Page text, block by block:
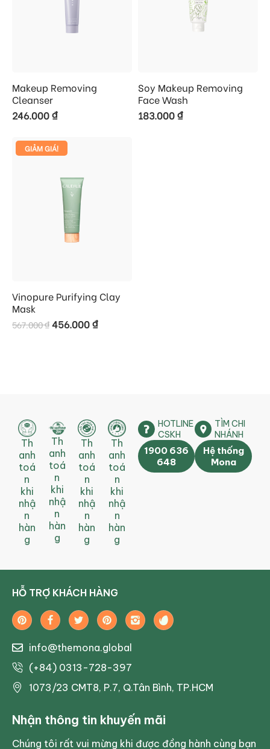
Makeup Removing
Cleanser
246.000₫
Soy Makeup Removing
Face Wash
183.000₫
GIẢM GIÁ!
Vinopure Purifying Clay
Mask
567.000₫456.000₫
Th
anh
toá
n
khi
nhậ
n
hàn
g
Th
anh
toá
n
khi
nhậ
n
hàn
g
Th
anh
toá
n
khi
nhậ
n
hàn
g
Th
anh
toá
n
khi
nhậ
n
hàn
g
HOTLINE
CSKH
1900 636
648
TÌM CHI
NHÁNH
Hệ thống
Mona
HỖ TRỢ KHÁCH HÀNG
info@themona.global
(+84) 0313-728-397
1073/23 CMT8, P.7, Q.Tân Bình, TP.HCM
Nhận thông tin khuyến mãi
Chúng tôi rất vui mừng khi được đồng hành cùng bạn